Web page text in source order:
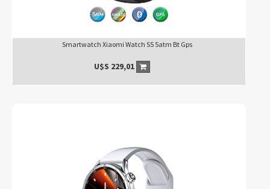
Smartwatch Xiaomi Watch S5 5atm Bt Gps
U$S 229,01